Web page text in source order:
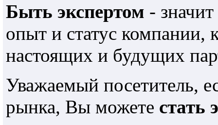
Быть экспертом -
опыт и статус компании,
настоящих и будущих
Уважаемый посетитель,
рынка, Вы можете стать